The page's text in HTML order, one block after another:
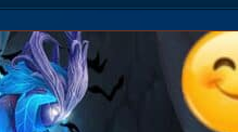
Coeur